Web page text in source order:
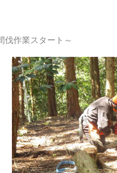
伐作業スタート～